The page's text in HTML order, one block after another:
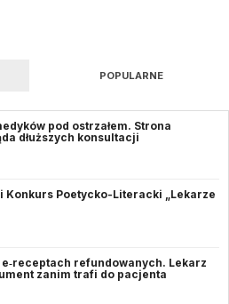
POPULARNE
pod ostrzałem. Strona
dłuższych konsultacji
Konkurs Poetycko-Literacki „Lekarze
e‑receptach refundowanych. Lekarz
zanim trafi do pacjenta